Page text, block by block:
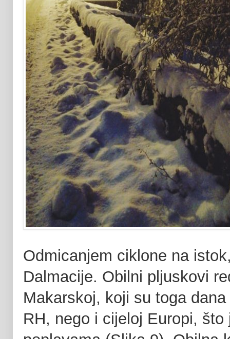
Odmicanjem ciklone na
Dalmacije. Obilni pljuskovi
Makarskoj, koji su toga
RH, nego i cijeloj Europi,